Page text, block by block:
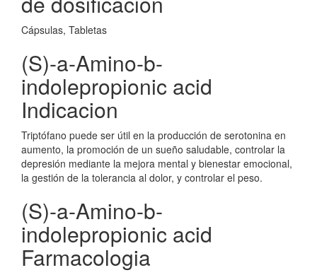
Cápsulas, Tabletas
(S)-a-Amino-b-
indolepropionic acid
Indicacion
Triptófano puede ser útil en la producción de serotonina en
aumento, la promoción de un sueño saludable, controlar la
depresión mediante la mejora mental y bienestar emocional,
la gestión de la tolerancia al dolor, y controlar el peso.
(S)-a-Amino-b-
indolepropionic acid
Farmacologia